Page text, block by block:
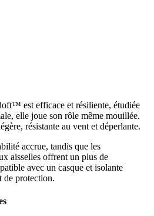
est efficace et résiliente, étudiée
elle joue son rôle même mouillée.
résistante au vent et déperlante.
accrue, tandis que les
aisselles offrent un plus de
avec un casque et isolante
de protection.